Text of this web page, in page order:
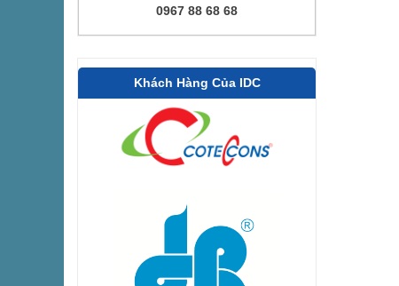
0967 88 68 68
Khách Hàng Của IDC